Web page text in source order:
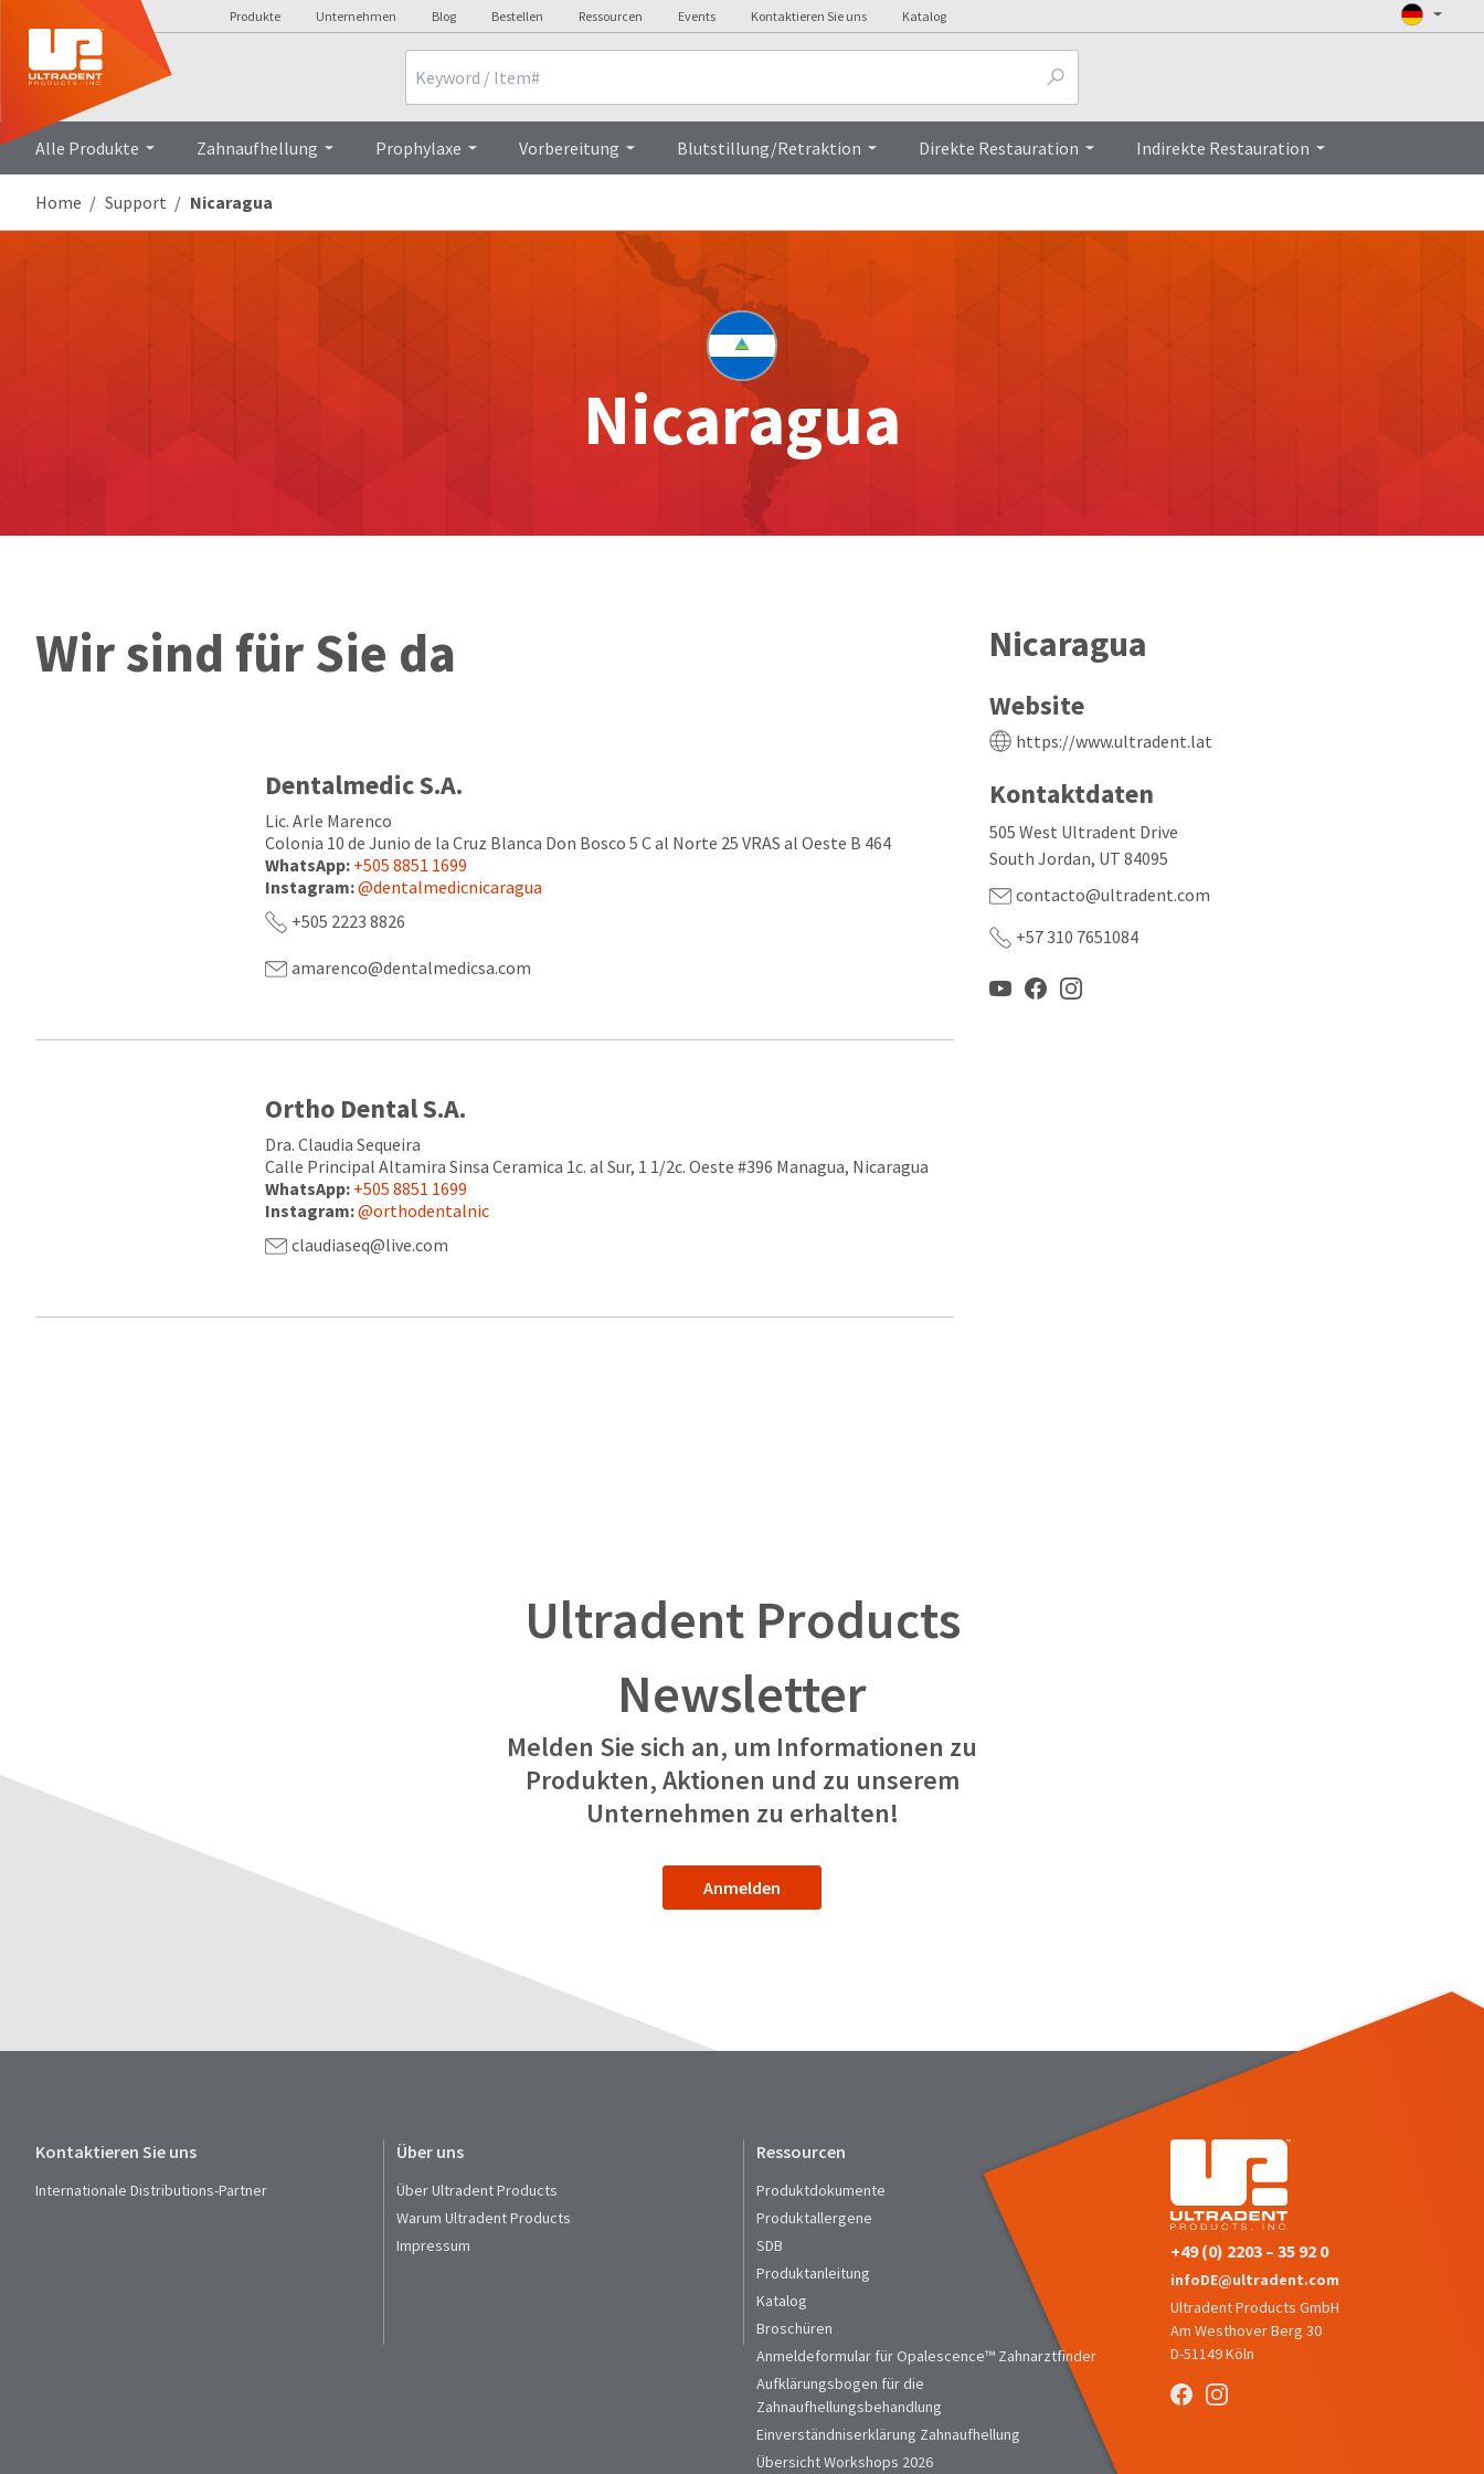
Produkte Unternehmen Blog Bestellen Ressourcen Events Kontaktieren Sie uns Katalog
Alle Produkte Zahnaufhellung Prophylaxe Vorbereitung Blutstillung/Retraktion Direkte Restauration Indirekte Restauration
Home Support Nicaragua
Nicaragua
Nicaragua
Website
https://www.ultradent.lat
Kontaktdaten
505 West Ultradent Drive
South Jordan, UT 84095
contacto@ultradent.com
+57 310 7651084
Wir sind für Sie da
Dentalmedic S.A.
Lic. Arle Marenco
Colonia 10 de Junio de la Cruz Blanca Don Bosco 5 C al Norte 25 VRAS al Oeste B 464
WhatsApp: +505 8851 1699
Instagram:@dentalmedicnicaragua
+505 2223 8826
amarenco@dentalmedicsa.com
Ortho Dental S.A.
Dra. Claudia Sequeira
Calle Principal Altamira Sinsa Ceramica 1c. al Sur, 1 1/2c. Oeste #396 Managua, Nicaragua
WhatsApp: +505 8851 1699
Instagram:@orthodentalnic
claudiaseq@live.com
Ultradent Products
Newsletter
Melden Sie sich an, um Informationen zu
Produkten, Aktionen und zu unserem
Unternehmen zu erhalten!
Anmelden
Kontaktieren Sie uns
Internationale Distributions-Partner
Über uns
Über Ultradent Products
Warum Ultradent Products
Impressum
Ressourcen
Produktdokumente
Produktallergene
SDB
Produktanleitung
Katalog
Broschüren
Anmeldeformular für Opalescence™ Zahnarztfinder
Aufklärungsbogen für die
Zahnaufhellungsbehandlung
Einverständniserklärung Zahnaufhellung
Übersicht Workshops 2026
+49 (0) 2203 – 35 92 0
infoDE@ultradent.com
Ultradent Products GmbH
Am Westhover Berg 30
D-51149 Köln